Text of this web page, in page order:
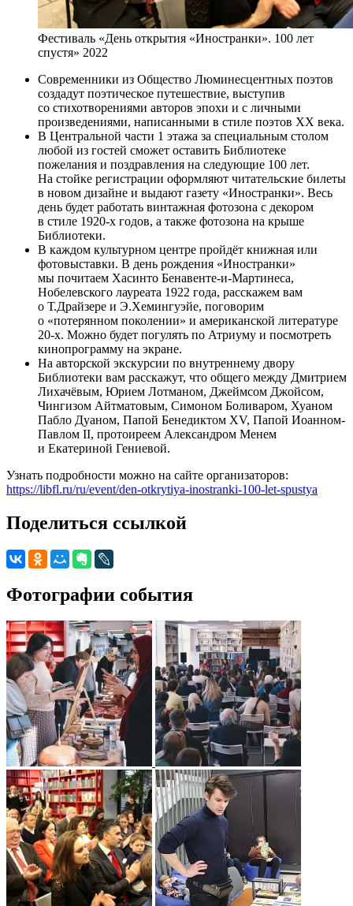
Фестиваль «День открытия «Иностранки». 100 лет
спустя» 2022
Современники из Общество Люминесцентных поэтов
создадут поэтическое путешествие, выступив
со стихотворениями авторов эпохи и с личными
произведениями, написанными в стиле поэтов XX века.
В Центральной части 1 этажа за специальным столом
любой из гостей сможет оставить Библиотеке
пожелания и поздравления на следующие 100 лет.
На стойке регистрации оформляют читательские билеты
в новом дизайне и выдают газету «Иностранки». Весь
день будет работать винтажная фотозона с декором
в стиле 1920-х годов, а также фотозона на крыше
Библиотеки.
В каждом культурном центре пройдёт книжная или
фотовыставки. В день рождения «Иностранки»
мы почитаем Хасинто Бенавенте-и-Мартинеса,
Нобелевского лауреата 1922 года, расскажем вам
о Т.Драйзере и Э.Хемингуэйе, поговорим
о «потерянном поколении» и американской литературе
20-х. Можно будет погулять по Атриуму и посмотреть
кинопрограмму на экране.
На авторской экскурсии по внутреннему двору
Библиотеки вам расскажут, что общего между Дмитрием
Лихачёвым, Юрием Лотманом, Джеймсом Джойсом,
Чингизом Айтматовым, Симоном Боливаром, Хуаном
Пабло Дуаном, Папой Бенедиктом XV, Папой Иоанном-
Павлом II, протоиреем Александром Менем
и Екатериной Гениевой.
Узнать подробности можно на сайте организаторов:
https://libfl.ru/ru/event/den-otkrytiya-inostranki-100-let-spustya
Поделиться ссылкой
Фотографии события